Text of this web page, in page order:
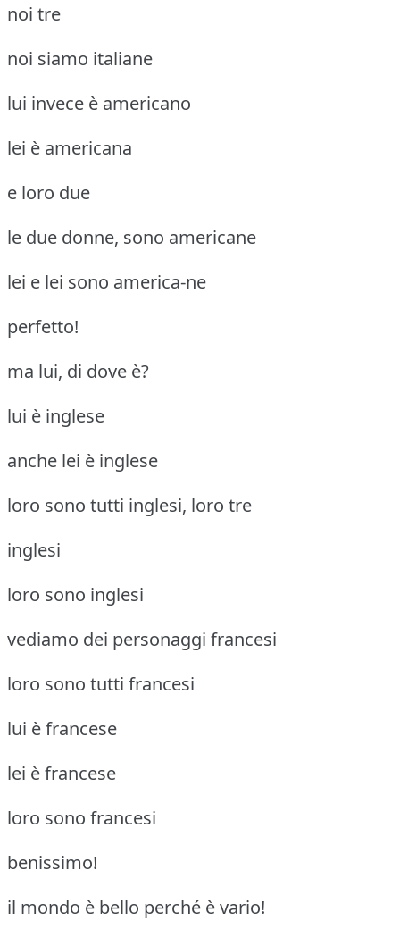
noi tre
noi siamo italiane
lui invece è americano
lei è americana
e loro due
le due donne, sono americane
lei e lei sono america-ne
perfetto!
ma lui, di dove è?
lui è inglese
anche lei è inglese
loro sono tutti inglesi, loro tre
inglesi
loro sono inglesi
vediamo dei personaggi francesi
loro sono tutti francesi
lui è francese
lei è francese
loro sono francesi
benissimo!
il mondo è bello perché è vario!